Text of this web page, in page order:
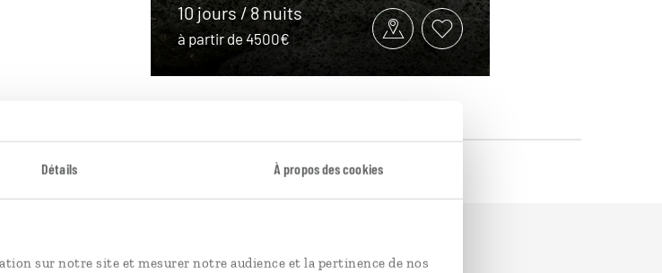
Détails À propos des cookies
sur notre site et mesurer notre audience et la pertinence de nos
10 jours / 8 nuits
à partir de 4500€